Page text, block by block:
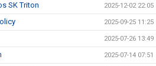
SK Triton 2025-12-02 22:05
2025-09-25 11:25
2025-07-26 13:49
2025-07-14 07:51